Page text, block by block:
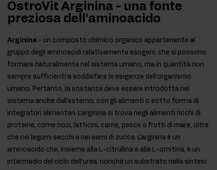
OstroVit Arginina - una fonte
preziosa dell'aminoacido
Arginina - un composto chimico organico appartenente al
gruppo degli aminoacidi relativamente esogeni, che si possono
formare naturalmente nel sistema umano, ma in quantità non
sempre sufficienti a soddisfare le esigenze dell'organismo
umano. Pertanto, la sostanza deve essere introdotta nel
sistema anche dall'esterno, con gli alimenti o sotto forma di
integratori alimentari. L'arginina si trova negli alimenti ricchi di
proteine, come noci, latticini, carne, pesce o frutti di mare, oltre
che nei legumi secchi e nei semi di zucca. L'arginina è un
aminoacido che, insieme alla L-citrullina e alla L-ornitina, è un
intermedio del ciclo dell'urea, nonché un substrato nella sintesi